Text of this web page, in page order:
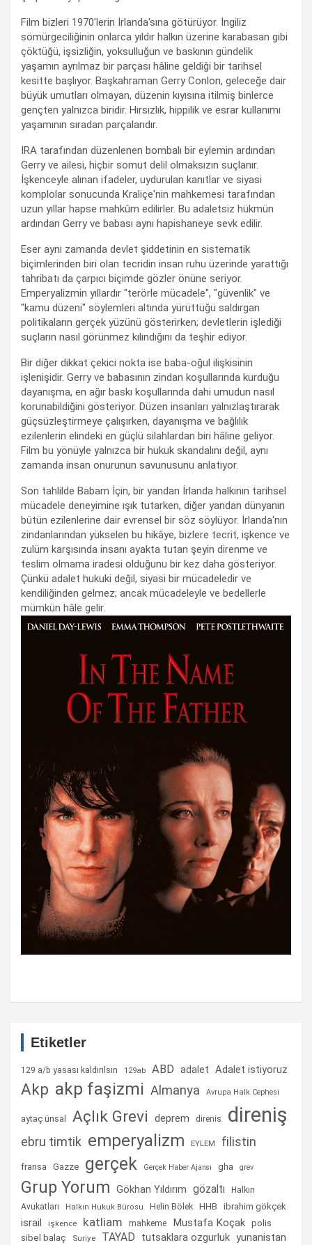
Film bizleri 1970'lerin İrlanda'sına götürüyor. İngiliz
sömürgeciliğinin onlarca yıldır halkın üzerine karabasan gibi
çöktüğü, işsizliğin, yoksulluğun ve baskının gündelik
yaşamın ayrılmaz bir parçası hâline geldiği bir tarihsel
kesitte başlıyor. Başkahraman Gerry Conlon, geleceğe dair
büyük umutları olmayan, düzenin kıyısına itilmiş binlerce
gençten yalnızca biridir. Hırsızlık, hippilik ve esrar kullanımı
yaşamının sıradan parçalarıdır.
IRA tarafından düzenlenen bombalı bir eylemin ardından
Gerry ve ailesi, hiçbir somut delil olmaksızın suçlanır.
İşkenceyle alınan ifadeler, uydurulan kanıtlar ve siyasi
komplolar sonucunda Kraliçe'nin mahkemesi tarafından
uzun yıllar hapse mahkûm edilirler. Bu adaletsiz hükmün
ardından Gerry ve babası aynı hapishaneye sevk edilir.
Eser aynı zamanda devlet şiddetinin en sistematik
biçimlerinden biri olan tecridin insan ruhu üzerinde yarattığı
tahribatı da çarpıcı biçimde gözler önüne seriyor.
Emperyalizmin yıllardır "terörle mücadele", "güvenlik" ve
"kamu düzeni" söylemleri altında yürüttüğü saldırgan
politikaların gerçek yüzünü gösterirken; devletlerin işlediği
suçların nasıl görünmez kılındığını da teşhir ediyor.
Bir diğer dikkat çekici nokta ise baba-oğul ilişkisinin
işlenişidir. Gerry ve babasının zindan koşullarında kurduğu
dayanışma, en ağır baskı koşullarında dahi umudun nasıl
korunabildiğini gösteriyor. Düzen insanları yalnızlaştırarak
güçsüzleştirmeye çalışırken, dayanışma ve bağlılık
ezilenlerin elindeki en güçlü silahlardan biri hâline geliyor.
Film bu yönüyle yalnızca bir hukuk skandalını değil, aynı
zamanda insan onurunun savunusunu anlatıyor.
Son tahlilde Babam İçin, bir yandan İrlanda halkının tarihsel
mücadele deneyimine ışık tutarken, diğer yandan dünyanın
bütün ezilenlerine dair evrensel bir söz söylüyor. İrlanda'nın
zindanlarından yükselen bu hikâye, bizlere tecrit, işkence ve
zulüm karşısında insanı ayakta tutan şeyin direnme ve
teslim olmama iradesi olduğunu bir kez daha gösteriyor.
Çünkü adalet hukuki değil, siyasi bir mücadeledir ve
kendiliğinden gelmez; ancak mücadeleyle ve bedellerle
mümkün hâle gelir.
Etiketler
129 a/b yasası kaldırılsın 129ab ABD adalet Adalet istiyoruz
Akp akp faşizmi Almanya Avrupa Halk Cephesi
aytaç ünsal Açlık Grevi deprem direnis direniş
ebru timtik emperyalizm EYLEM filistin
fransa Gazze gerçek Gerçek Haber Ajansı gha grev
Grup Yorum Gökhan Yıldırım gözaltı
Halkın
Avukatları
Halkın Hukuk Bürosu Helin Bölek HHB ibrahim gökçek
israil işkence katliam mahkeme Mustafa Koçak polis
sibel balaç Suriye TAYAD tutsaklara ozgurluk yunanistan